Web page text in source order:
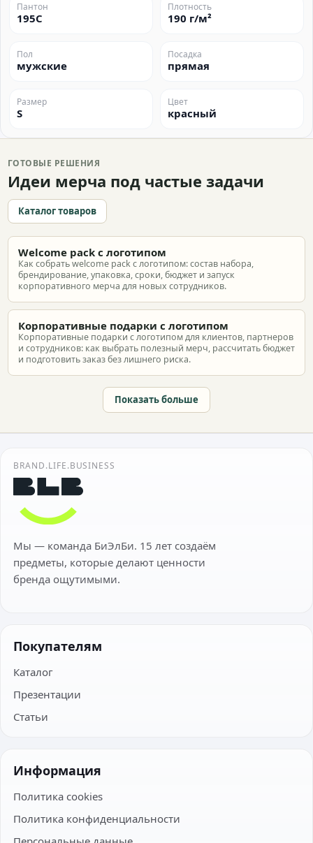
Пантон
195C
Плотность
190 г/м²
Пол
мужские
Посадка
прямая
Размер
S
Цвет
красный
ГОТОВЫЕ РЕШЕНИЯ
Идеи мерча под частые задачи
Каталог товаров
Welcome pack с логотипом
Как собрать welcome pack с логотипом: состав набора,
брендирование, упаковка, сроки, бюджет и запуск
корпоративного мерча для новых сотрудников.
Корпоративные подарки с логотипом
Корпоративные подарки с логотипом для клиентов, партнеров
и сотрудников: как выбрать полезный мерч, рассчитать бюджет
и подготовить заказ без лишнего риска.
Показать больше
BRAND.LIFE.BUSINESS
Мы — команда БиЭлБи. 15 лет создаём
предметы, которые делают ценности
бренда ощутимыми.
Покупателям
Каталог
Презентации
Статьи
Информация
Политика cookies
Политика конфиденциальности